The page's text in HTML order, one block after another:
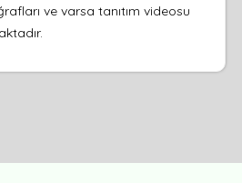
ve varsa tanıtım videosu